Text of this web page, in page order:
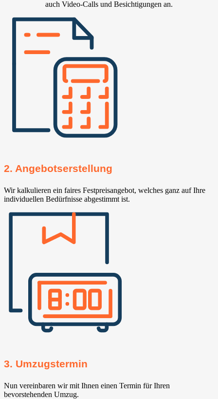
auch Video-Calls und Besichtigungen an.
2. Angebotserstellung
Wir kalkulieren ein faires Festpreisangebot, welches ganz auf Ihre
individuellen Bedürfnisse abgestimmt ist.
3. Umzugstermin
Nun vereinbaren wir mit Ihnen einen Termin für Ihren
bevorstehenden Umzug.